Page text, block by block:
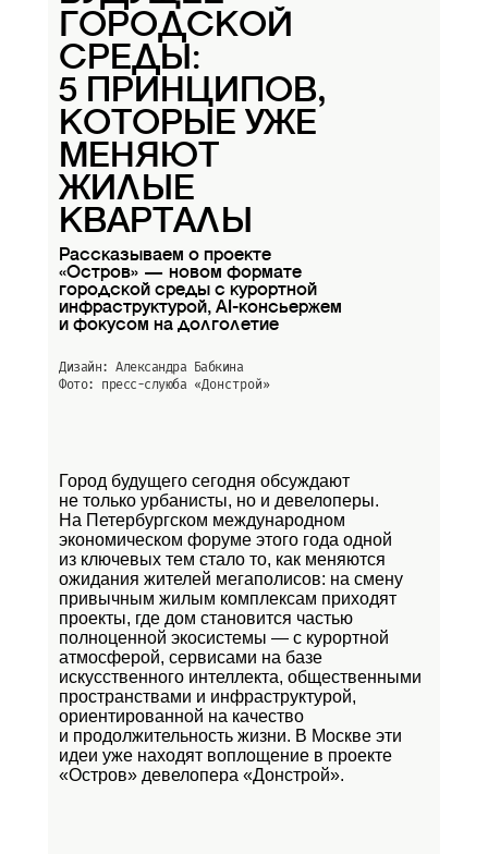
ГОРОДСКОЙ
СРЕДЫ:
5 ПРИНЦИПОВ,
КОТОРЫЕ УЖЕ
МЕНЯЮТ
ЖИЛЫЕ
КВАРТАЛЫ
Рассказываем о проекте
«Остров» — новом формате
городской среды с курортной
инфраструктурой, AI-консьержем
и фокусом на долголетие
Дизайн: Александра Бабкина
Фото: пресс-слуюба «Донстрой»
Город будущего сегодня обсуждают
не только урбанисты, но и девелоперы.
На Петербургском международном
экономическом форуме этого года одной
из ключевых тем стало то, как меняются
ожидания жителей мегаполисов: на смену
привычным жилым комплексам приходят
проекты, где дом становится частью
полноценной экосистемы — с курортной
атмосферой, сервисами на базе
искусственного интеллекта, общественными
пространствами и инфраструктурой,
ориентированной на качество
и продолжительность жизни. В Москве эти
идеи уже находят воплощение в проекте
«Остров» девелопера «Донстрой».